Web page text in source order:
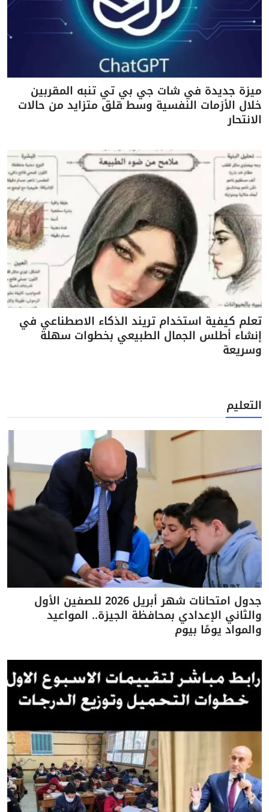
ميزة جديدة في شات جي بي تي تنبه المقربين
خلال الأزمات النفسية وسط قلق متزايد من حالات
الانتحار
تعلم كيفية استخدام تريند الذكاء الاصطناعي في
إنشاء أطلس الجمال الطبيعي بخطوات سهلة
وسريعة
التعليم
جدول امتحانات شهر أبريل 2026 للصفين الأول
والثاني الإعدادي بمحافظة الجيزة.. المواعيد
والمواد يومًا بيوم